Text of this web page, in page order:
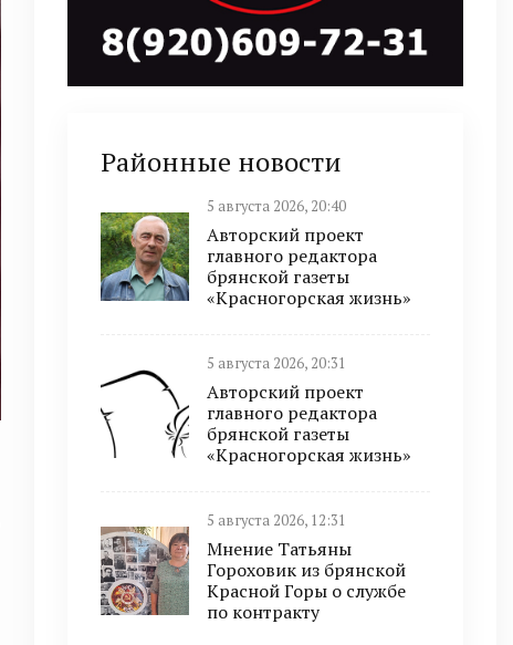
Районные новости
5 августа 2026, 20:40
Авторский проект
главного редактора
брянской газеты
«Красногорская жизнь»
5 августа 2026, 20:31
Авторский проект
главного редактора
брянской газеты
«Красногорская жизнь»
5 августа 2026, 12:31
Мнение Татьяны
Гороховик из брянской
Красной Горы о службе
по контракту